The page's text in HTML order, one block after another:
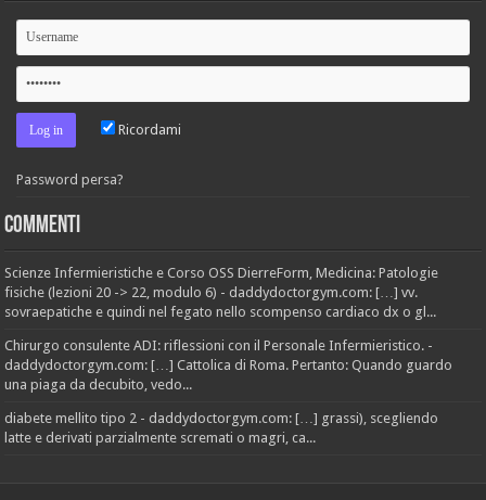
Ricordami
Password persa?
Commenti
Scienze Infermieristiche e Corso OSS DierreForm, Medicina: Patologie
fisiche (lezioni 20 -> 22, modulo 6) - daddydoctorgym.com: […] vv.
sovraepatiche e quindi nel fegato nello scompenso cardiaco dx o gl...
Chirurgo consulente ADI: riflessioni con il Personale Infermieristico. -
daddydoctorgym.com: […] Cattolica di Roma. Pertanto: Quando guardo
una piaga da decubito, vedo...
diabete mellito tipo 2 - daddydoctorgym.com: […] grassi), scegliendo
latte e derivati parzialmente scremati o magri, ca...